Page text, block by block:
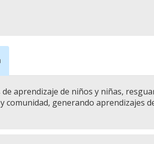
aprendizaje de niños y niñas,
comunidad, generando aprendizajes